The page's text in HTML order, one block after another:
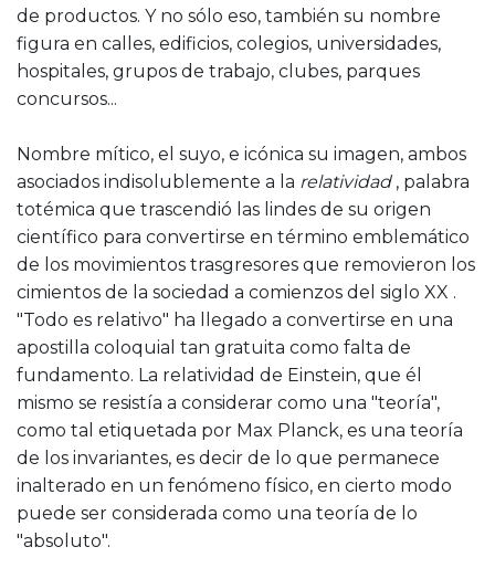
de productos. Y no sólo eso, también su nombre
figura en calles, edificios, colegios, universidades,
hospitales, grupos de trabajo, clubes, parques
concursos...
Nombre mítico, el suyo, e icónica su imagen, ambos
asociados indisolublemente a la relatividad, palabra
totémica que trascendió las lindes de su origen
científico para convertirse en término emblemático
de los movimientos trasgresores que removieron los
cimientos de la sociedad a comienzos del siglo XX .
"Todo es relativo" ha llegado a convertirse en una
apostilla coloquial tan gratuita como falta de
fundamento. La relatividad de Einstein, que él
mismo se resistía a considerar como una "teoría",
como tal etiquetada por Max Planck, es una teoría
de los invariantes, es decir de lo que permanece
inalterado en un fenómeno físico, en cierto modo
puede ser considerada como una teoría de lo
"absoluto".